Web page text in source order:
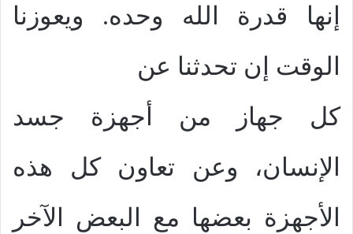
إنها قدرة الله وحده. ويعوزنا
الوقت إن تحدثنا عن
كل جهاز من أجهزة جسد
الإنسان، وعن تعاون كل هذه
الأجهزة بعضها مع البعض الآخر